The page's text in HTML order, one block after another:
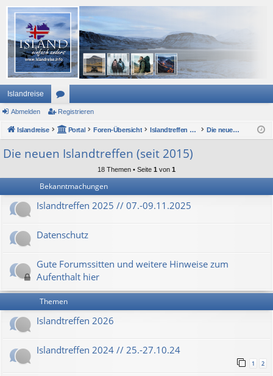
Islandreise
or
en
Abmelden Registrieren
Islandreise Portal Foren-Übersicht Islandtreffen Forum Die neuen Islandtreffen (seit 2015)
Die neuen Islandtreffen (seit 2015)
18 Themen • Seite 1 von 1
Bekanntmachungen
Islandtreffen 2025 // 07.-09.11.2025
Datenschutz
Gute Forumssitten und weitere Hinweise zum
Aufenthalt hier
Themen
Islandtreffen 2026
Islandtreffen 2024 // 25.-27.10.24
1 2